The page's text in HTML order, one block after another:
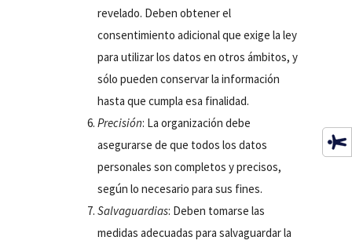
revelado. Deben obtener el
consentimiento adicional que exige la ley
para utilizar los datos en otros ámbitos, y
sólo pueden conservar la información
hasta que cumpla esa finalidad.
Precisión: La organización debe
asegurarse de que todos los datos
personales son completos y precisos,
según lo necesario para sus fines.
Salvaguardias: Deben tomarse las
medidas adecuadas para salvaguardar la